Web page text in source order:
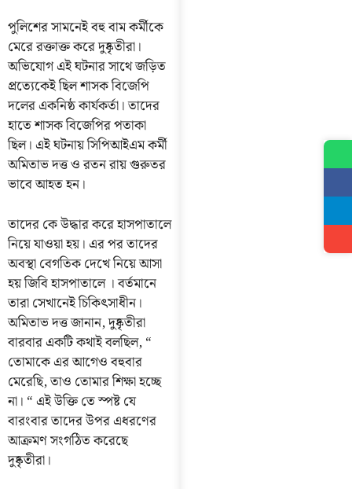
পুলিশের সামনেই বহু বাম কর্মীকে
মেরে রক্তাক্ত করে দুষ্কৃতীরা।
অভিযোগ এই ঘটনার সাথে জড়িত
প্রত্যেকেই ছিল শাসক বিজেপি
দলের একনিষ্ঠ কার্যকর্তা। তাদের
হাতে শাসক বিজেপির পতাকা
ছিল। এই ঘটনায় সিপিআইএম কর্মী
অমিতাভ দত্ত ও রতন রায় গুরুতর
ভাবে আহত হন।
তাদের কে উদ্ধার করে হাসপাতালে
নিয়ে যাওয়া হয়। এর পর তাদের
অবস্থা বেগতিক দেখে নিয়ে আসা
হয় জিবি হাসপাতালে । বর্তমানে
তারা সেখানেই চিকিৎসাধীন।
অমিতাভ দত্ত জানান, দুষ্কৃতীরা
বারবার একটি কথাই বলছিল, “
তোমাকে এর আগেও বহুবার
মেরেছি, তাও তোমার শিক্ষা হচ্ছে
না। “ এই উক্তি তে স্পষ্ট যে
বারংবার তাদের উপর এধরণের
আক্রমণ সংগঠিত করেছে
দুষ্কৃতীরা।